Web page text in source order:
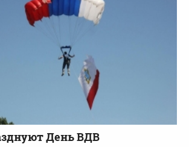
День ВДВ